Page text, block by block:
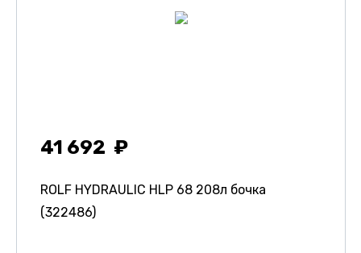
41 692
ROLF HYDRAULIC HLP 68 208л бочка
(322486)